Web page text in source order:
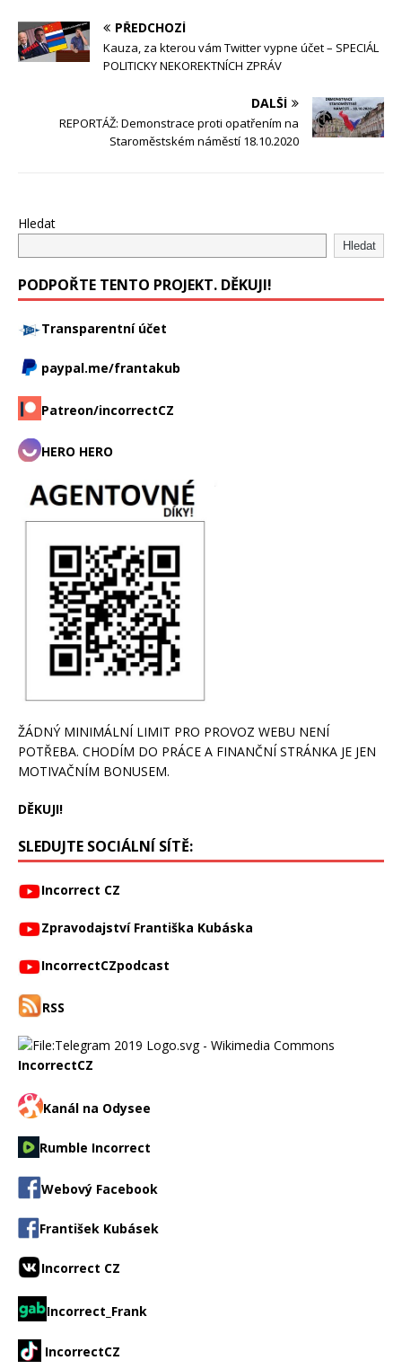
PŘEDCHOZÍ
Kauza, za kterou vám Twitter vypne účet – SPECIÁL
POLITICKY NEKOREKTNÍCH ZPRÁV
DALŠÍ
REPORTÁŽ: Demonstrace proti opatřením na
Staroměstském náměstí 18.10.2020
Hledat
Hledat
PODPOŘTE TENTO PROJEKT. DĚKUJI!
Transparentní účet
paypal.me/frantakub
Patreon/incorrectCZ
HERO HERO
ŽÁDNÝ MINIMÁLNÍ LIMIT PRO PROVOZ WEBU NENÍ
POTŘEBA. CHODÍM DO PRÁCE A FINANČNÍ STRÁNKA JE JEN
MOTIVAČNÍM BONUSEM.
DĚKUJI!
SLEDUJTE SOCIÁLNÍ SÍTĚ:
Incorrect CZ
Zpravodajství Františka Kubáska
IncorrectCZpodcast
RSS
IncorrectCZ
Kanál na Odysee
Rumble Incorrect
Webový Facebook
František Kubásek
Incorrect CZ
Incorrect_Frank
IncorrectCZ